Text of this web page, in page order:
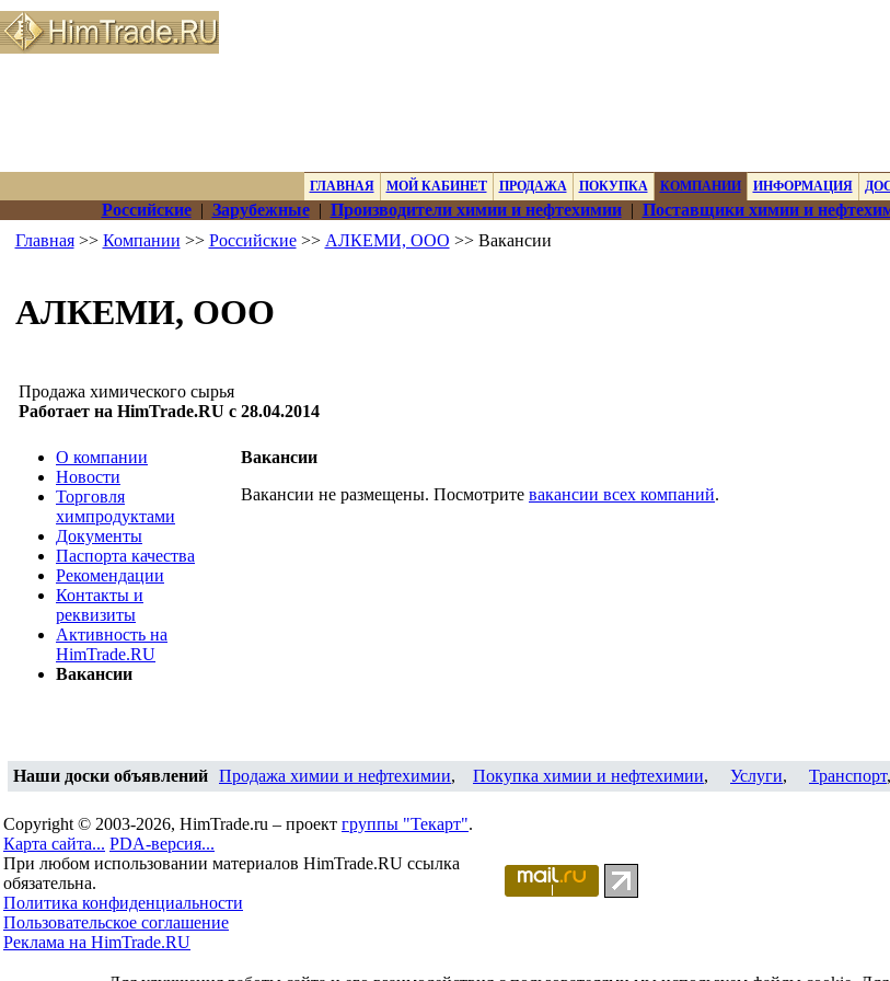
ГЛАВНАЯ МОЙ КАБИНЕТ ПРОДАЖА ПОКУПКА КОМПАНИИ ИНФОРМАЦИЯ
Российские| Зарубежные| Производители химии и нефтехимии| Поставщики химии и
Главная>> Компании >> Российские>> АЛКЕМИ, ООО >> Вакансии
АЛКЕМИ, ООО
Продажа химического сырья
Работает на HimTrade.RU с 28.04.2014
О компании
Новости
Торговля
химпродуктами
Документы
Паспорта качества
Рекомендации
Контакты и
реквизиты
Активность на
HimTrade.RU
Вакансии
Вакансии
Вакансии не размещены. Посмотрите вакансии всех компаний.
Наши доски объявлений Продажа химии и нефтехимии, Покупка химии и нефтехимии, Услуги, Транспорт
Copyright © 2003-2026, HimTrade.ru – проект группы "Текарт".
Карта сайта... PDA-версия...
При любом использовании материалов HimTrade.RU ссылка
обязательна.
Политика конфиденциальности
Пользовательское соглашение
Реклама на HimTrade.RU